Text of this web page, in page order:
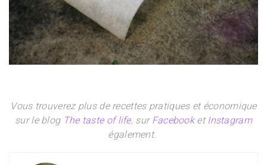
Vous trouverez plus de recettes pratiques et économique
sur le blog The taste of life, sur FacebooketInstagram
également.